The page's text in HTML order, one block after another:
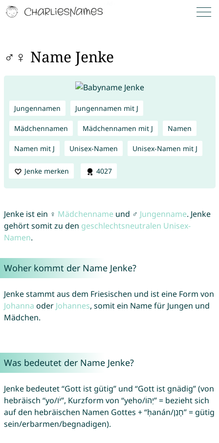
♂♀ Name Jenke
Jungennamen Jungennamen mit J
Mädchennamen Mädchennamen mit J Namen
Namen mit J Unisex-Namen Unisex-Namen mit J
Jenke merken 4027
Jenke ist ein ♀ Mädchenname und ♂ Jungenname. Jenke
gehört somit zu den geschlechtsneutralen Unisex-
Namen.
Woher kommt der Name Jenke?
Jenke stammt aus dem Friesischen und ist eine Form von
Johanna oder Johannes, somit ein Name für Jungen und
Mädchen.
Was bedeutet der Name Jenke?
Jenke bedeutet “Gott ist gütig” und “Gott ist gnädig” (von
hebräisch “yo/יֹו”, Kurzform von “yeho/יְהוֹ” = bezieht sich
auf den hebräischen Namen Gottes + “ḥanán/חָנַן” = gütig
sein/erbarmen/begnadigen).